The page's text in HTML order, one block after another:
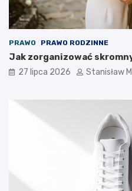
PRAWO PRAWO RODZINNE
Jak zorganizować
27 lipca 2026 Stanisław